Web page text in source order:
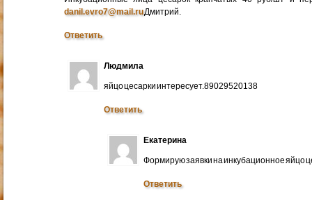
danil.evro7@mail.ruДмитрий.
Ответить
Людмила
яйцо цесарки интересует.89029520138
Ответить
Екатерина
Формирую заявки на инкубационное яйцо
Ответить